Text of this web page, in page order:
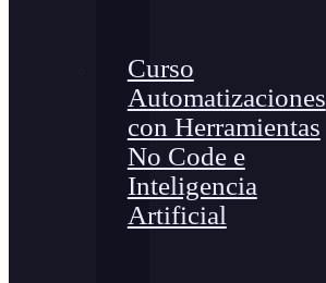
Curso
Automatizaciones
con Herramientas
No Code e
Inteligencia
Artificial